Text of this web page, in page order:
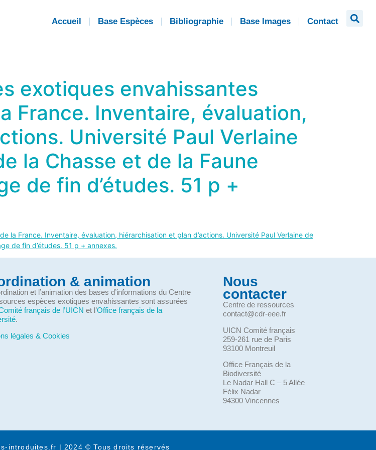
Accueil Base Espèces Bibliographie Base Images Contact
exotiques envahissantes
France. Inventaire, évaluation,
Université Paul Verlaine
la Chasse et de la Faune
de fin d’études. 51 p +
la France. Inventaire, évaluation, hiérarchisation et plan d’actions. Université Paul Verlaine de
de fin d’études. 51 p + annexes.
& animation
et l’animation des bases d’informations du Centre
espèces exotiques envahissantes sont assurées
français de l’UICN et l’Office français de la
.
légales & Cookies
Nous
contacter
Centre de ressources
contact@cdr-eee.fr
UICN Comité français
259-261 rue de Paris
93100 Montreuil
Office Français de la
Biodiversité
Le Nadar Hall C – 5 Allée
Félix Nadar
94300 Vincennes
introduites.fr | 2024 © Tous droits réservés